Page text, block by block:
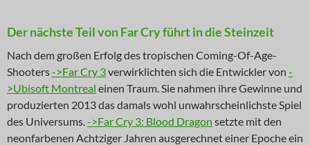
Der nächste Teil von Far Cry führt in die Steinzeit
Nach dem großen Erfolg des tropischen Coming-Of-Age-
Shooters->Far Cry 3verwirklichten sich die Entwickler von -
>Ubisoft Montreal einen Traum. Sie nahmen ihre Gewinne und
produzierten 2013 das damals wohl unwahrscheinlichste Spiel
des Universums.->Far Cry 3: Blood Dragon setzte mit den
neonfarbenen Achtziger Jahren ausgerechnet einer Epoche ein